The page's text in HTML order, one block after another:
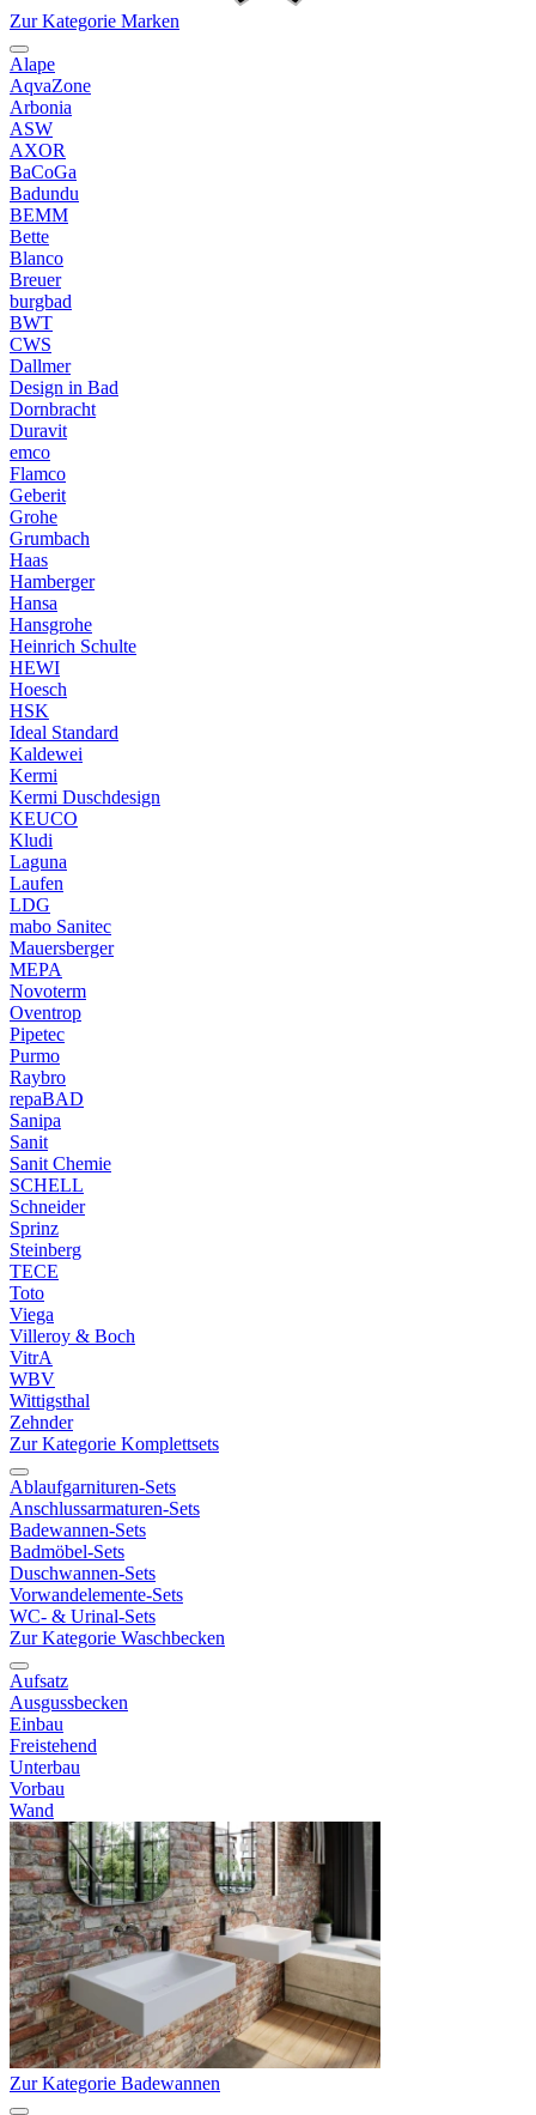
Zur Kategorie Marken
Alape
AqvaZone
Arbonia
ASW
AXOR
BaCoGa
Badundu
BEMM
Bette
Blanco
Breuer
burgbad
BWT
CWS
Dallmer
Design in Bad
Dornbracht
Duravit
emco
Flamco
Geberit
Grohe
Grumbach
Haas
Hamberger
Hansa
Hansgrohe
Heinrich Schulte
HEWI
Hoesch
HSK
Ideal Standard
Kaldewei
Kermi
Kermi Duschdesign
KEUCO
Kludi
Laguna
Laufen
LDG
mabo Sanitec
Mauersberger
MEPA
Novoterm
Oventrop
Pipetec
Purmo
Raybro
repaBAD
Sanipa
Sanit
Sanit Chemie
SCHELL
Schneider
Sprinz
Steinberg
TECE
Toto
Viega
Villeroy & Boch
VitrA
WBV
Wittigsthal
Zehnder
Zur Kategorie Komplettsets
Ablaufgarnituren-Sets
Anschlussarmaturen-Sets
Badewannen-Sets
Badmöbel-Sets
Duschwannen-Sets
Vorwandelemente-Sets
WC- & Urinal-Sets
Zur Kategorie Waschbecken
Aufsatz
Ausgussbecken
Einbau
Freistehend
Unterbau
Vorbau
Wand
Zur Kategorie Badewannen